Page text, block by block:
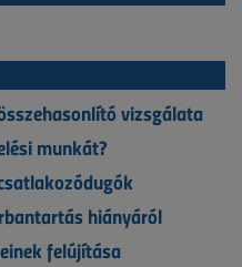
vizsgálata
munkát?
hiányáról
felújítása